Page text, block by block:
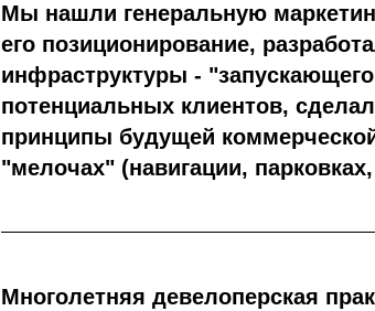
Мы нашли генеральную
его позиционирование,
инфраструктуры -
потенциальных клиентов,
принципы будущей
"мелочах" (навигации,
Многолетняя девелоперская